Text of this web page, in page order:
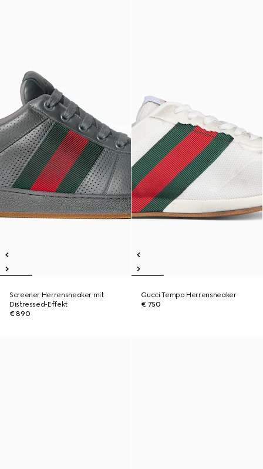
Screener Herrensneaker mit
Distressed-Effekt
€ 890
Gucci Tempo Herrensneaker
€ 750